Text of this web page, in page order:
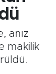
anız
makilik